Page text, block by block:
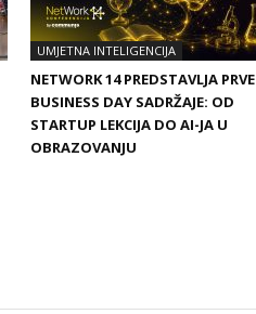
UMJETNA INTELIGENCIJA
NETWORK 14 PREDSTAVLJA PRVE
BUSINESS DAY SADRŽAJE: OD
STARTUP LEKCIJA DO AI-JA U
OBRAZOVANJU